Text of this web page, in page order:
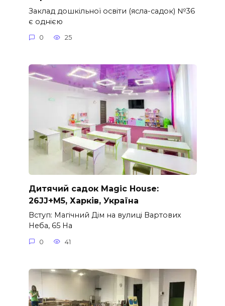
Заклад дошкільної освіти (ясла-садок) №36
є однією
0 25
Дитячий садок Magic House:
26JJ+M5, Харків, Україна
Вступ: Магічний Дім на вулиці Вартових
Неба, 65 На
0 41